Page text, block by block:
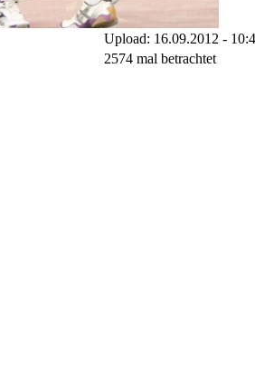
Upload: 16.09.2012 -
2574 mal betrachtet